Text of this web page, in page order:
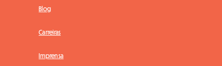
Blog
Carreiras
Imprensa